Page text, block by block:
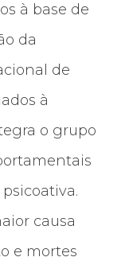
à base de
da
de
à
o grupo
causa
e mortes